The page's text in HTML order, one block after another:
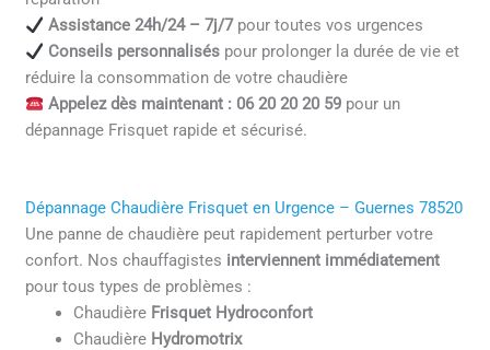
Assistance 24h/24 – 7j/7pour toutes vos urgences
Conseils personnaliséspour prolonger la durée de vie et
réduire la consommation de votre chaudière
Appelez dès maintenant : 06 20 20 20 59pour un
dépannage Frisquet rapide et sécurisé.
Dépannage Chaudière Frisquet en Urgence – Guernes 78520
Une panne de chaudière peut rapidement perturber votre
confort. Nos chauffagistes interviennent immédiatement
pour tous types de problèmes :
Chaudière Frisquet Hydroconfort
Chaudière Hydromotrix